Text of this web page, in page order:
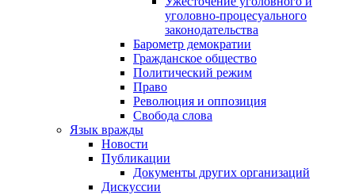
уголовно-процесуального
законодательства
Барометр демократии
Гражданское общество
Политический режим
Право
Революция и оппозиция
Свобода слова
Язык вражды
Новости
Публикации
Документы других организаций
Дискуссии